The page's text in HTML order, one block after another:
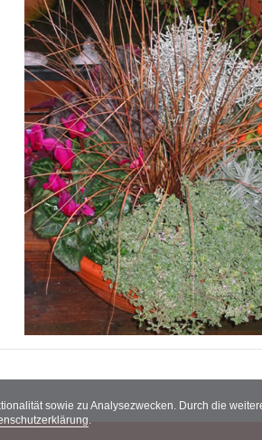
sowie zu Analysezwecken. Durch die
.